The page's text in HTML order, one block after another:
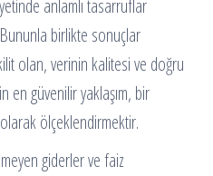
anlamlı tasarruflar
birlikte sonuçlar
olan, verinin kalitesi ve doğru
en güvenilir yaklaşım, bir
ölçeklendirmektir.
giderler ve faiz